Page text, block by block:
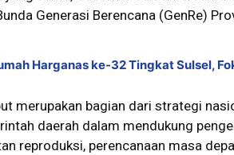
Generasi Berencana (GenRe)
Harganas ke-32 Tingkat Sulsel,
merupakan bagian dari strategi
daerah dalam mendukung
reproduksi, perencanaan masa